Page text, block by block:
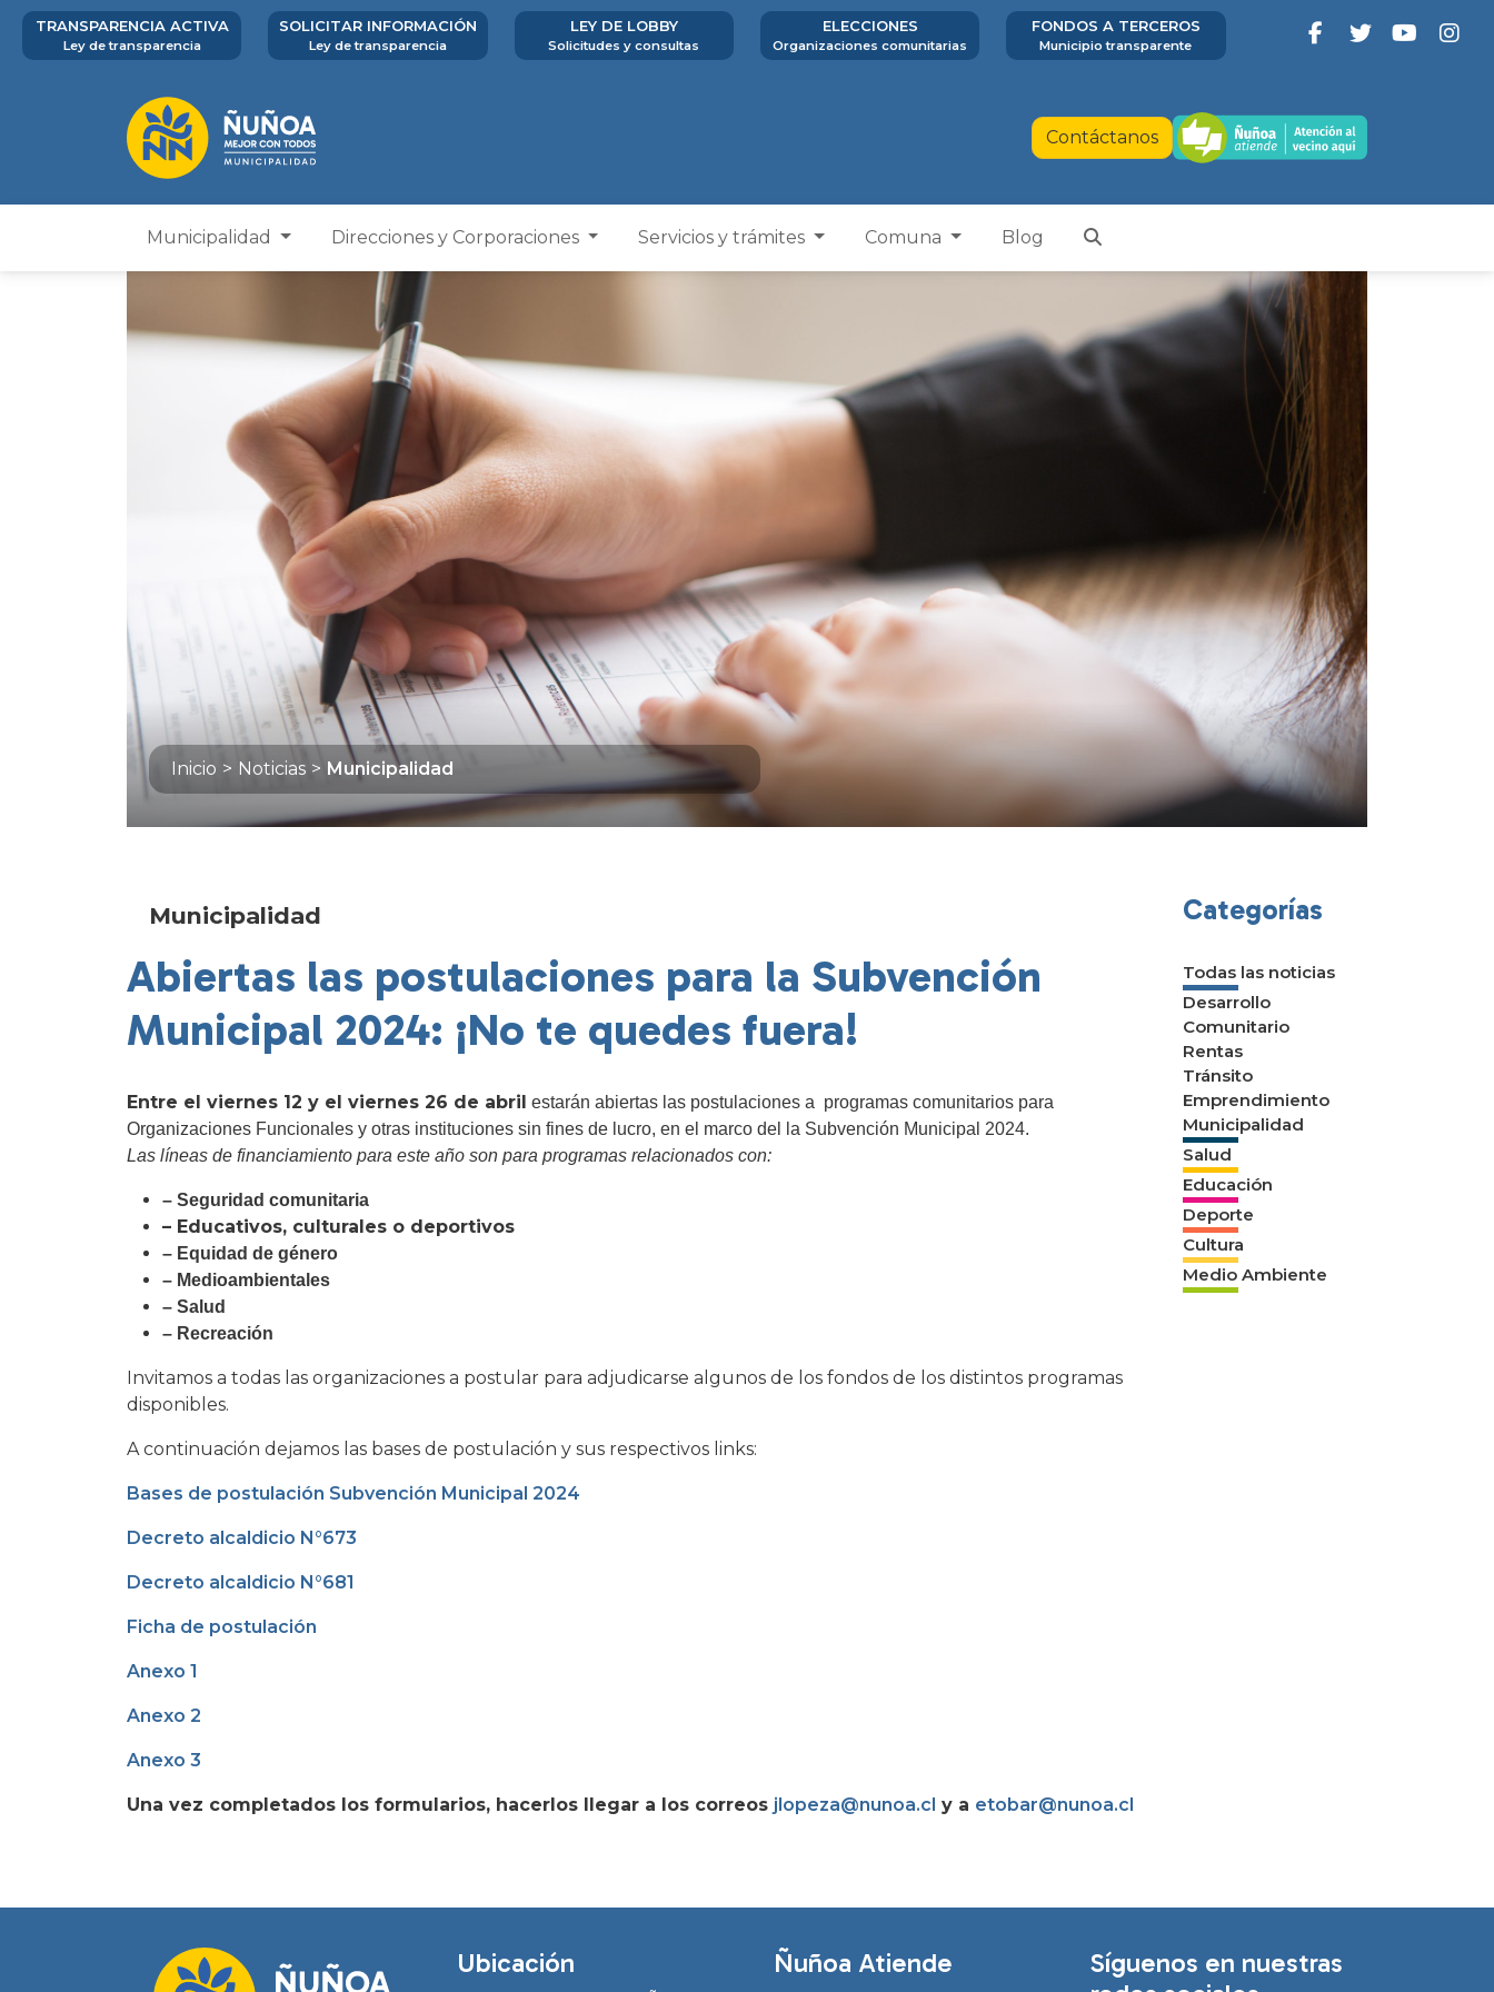
TRANSPARENCIA ACTIVA
Ley de transparencia
SOLICITAR INFORMACIÓN
Ley de transparencia
LEY DE LOBBY
Solicitudes y consultas
ELECCIONES
Organizaciones comunitarias
FONDOS A TERCEROS
Municipio transparente
Contáctanos
Municipalidad Direcciones y Corporaciones Servicios y trámites Comuna Blog
Inicio > Noticias > Municipalidad
Municipalidad
Abiertas las postulaciones para la Subvención
Municipal 2024: ¡No te quedes fuera!
Entre el viernes 12 y el viernes 26 de abril estarán abiertas las postulaciones a programas comunitarios para
Organizaciones Funcionales y otras instituciones sin fines de lucro, en el marco del la Subvención Municipal 2024.
Las líneas de financiamiento para este año son para programas relacionados con:
– Seguridad comunitaria
– Educativos, culturales o deportivos
– Equidad de género
– Medioambientales
– Salud
– Recreación
Invitamos a todas las organizaciones a postular para adjudicarse algunos de los fondos de los distintos programas
disponibles.
A continuación dejamos las bases de postulación y sus respectivos links:
Bases de postulación Subvención Municipal 2024
Decreto alcaldicio N°673
Decreto alcaldicio N°681
Ficha de postulación
Anexo 1
Anexo 2
Anexo 3
Una vez completados los formularios, hacerlos llegar a los correos jlopeza@nunoa.cl y a etobar@nunoa.cl
Categorías
Todas las noticias
Desarrollo
Comunitario
Rentas
Tránsito
Emprendimiento
Municipalidad
Salud
Educación
Deporte
Cultura
Medio Ambiente
Ubicación Ñuñoa Atiende
Síguenos en nuestras